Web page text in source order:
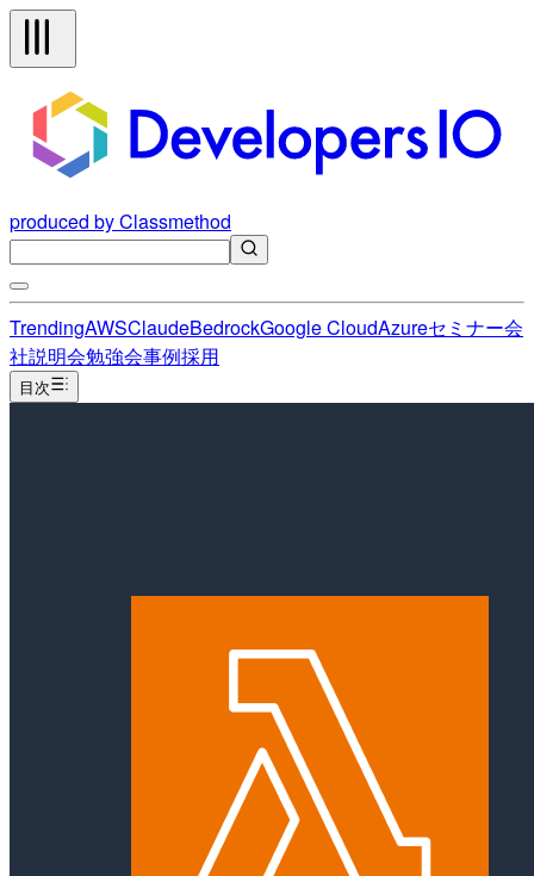
produced by Classmethod
TrendingAWSClaudeBedrockGoogle CloudAzureセミナー会
社説明会勉強会事例採用
目次